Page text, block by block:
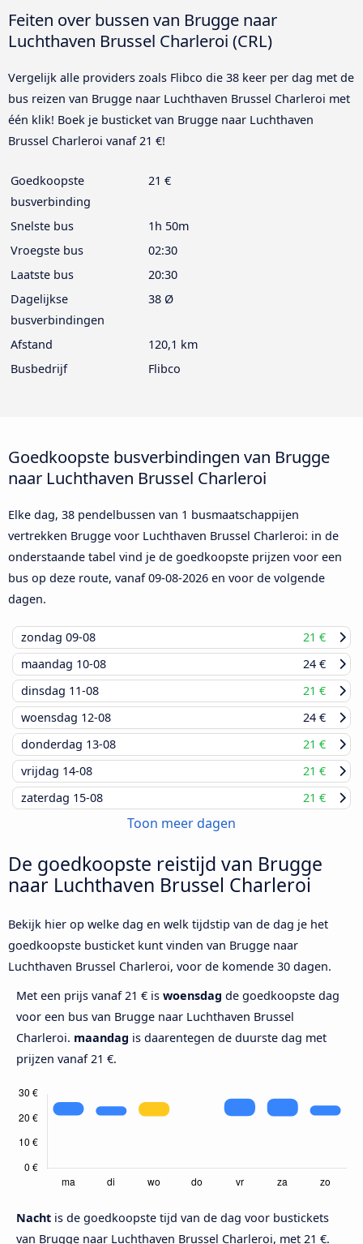
Feiten over bussen van Brugge naar
Luchthaven Brussel Charleroi (CRL)
Vergelijk alle providers zoals Flibco die 38 keer per dag met de
bus reizen van Brugge naar Luchthaven Brussel Charleroi met
één klik! Boek je busticket van Brugge naar Luchthaven
Brussel Charleroi vanaf 21 €!
Goedkoopste
busverbinding
21 €
Snelste bus
1h 50m
Vroegste bus
02:30
Laatste bus
20:30
Dagelijkse
busverbindingen
38 Ø
Afstand
120,1 km
Busbedrijf
Flibco
Goedkoopste busverbindingen van Brugge
naar Luchthaven Brussel Charleroi
Elke dag, 38 pendelbussen van 1 busmaatschappijen
vertrekken Brugge voor Luchthaven Brussel Charleroi: in de
onderstaande tabel vind je de goedkoopste prijzen voor een
bus op deze route, vanaf09-08-2026 en voor de volgende
dagen.
zondag 09-08
21 €
maandag 10-08
24 €
dinsdag 11-08
21 €
woensdag 12-08
24 €
donderdag 13-08
21 €
vrijdag 14-08
21 €
zaterdag 15-08 21 €
Toon meer dagen
De goedkoopste reistijd van Brugge
naar Luchthaven Brussel Charleroi
Bekijk hier op welke dag en welk tijdstip van de dag je het
goedkoopste busticket kunt vinden van Brugge naar
Luchthaven Brussel Charleroi, voor de komende 30 dagen.
Met een prijs vanaf 21 € is woensdag de goedkoopste dag
voor een bus van Brugge naar Luchthaven Brussel
Charleroi. maandag is daarentegen de duurste dag met
prijzen vanaf 21 €.
Nacht is de goedkoopste tijd van de dag voor bustickets
van Brugge naar Luchthaven Brussel Charleroi, met 21 €.